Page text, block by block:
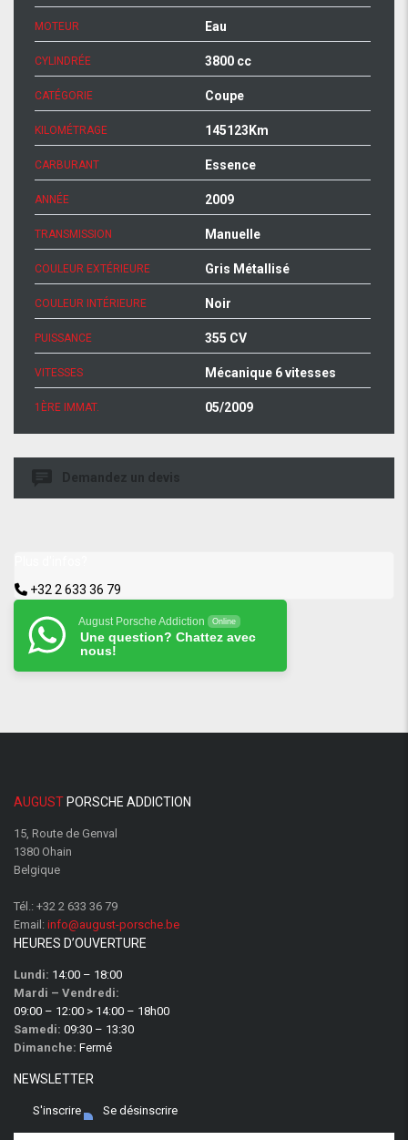
MOTEUR Eau
CYLINDRÉE 3800 cc
CATÉGORIE Coupe
KILOMÉTRAGE 145123Km
CARBURANT Essence
ANNÉE 2009
TRANSMISSION Manuelle
COULEUR EXTÉRIEURE Gris Métallisé
COULEUR INTÉRIEURE Noir
PUISSANCE 355 CV
VITESSES Mécanique 6 vitesses
1ÈRE IMMAT. 05/2009
Demandez un devis
+32 2 633 36 79
August Porsche Addiction Online
Une question? Chattez avec
nous!
AUGUST PORSCHE ADDICTION
15, Route de Genval
1380 Ohain
Belgique
Tél.: +32 2 633 36 79
Email: info@august-porsche.be
HEURES D’OUVERTURE
Lundi: 14:00 – 18:00
Mardi – Vendredi:
09:00 – 12:00 > 14:00 – 18h00
Samedi: 09:30 – 13:30
Dimanche: Fermé
NEWSLETTER
S'inscrire Se désinscrire